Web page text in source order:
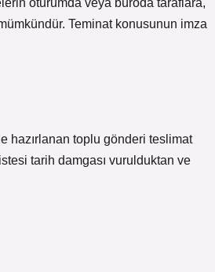
oturumda veya büroda taraflara,
Teminat konusunun imza
hazırlanan toplu gönderi teslimat
tarih damgası vurulduktan ve